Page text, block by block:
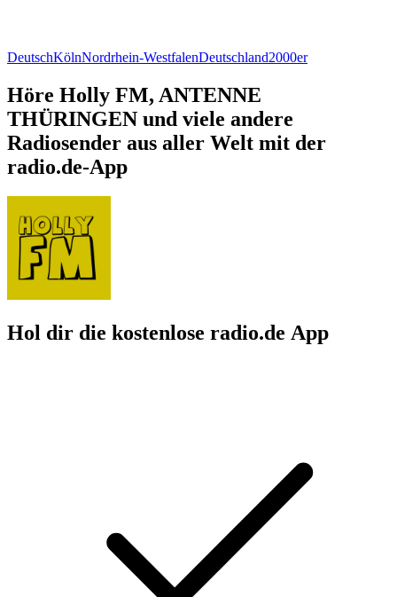
DeutschKölnNordrhein-WestfalenDeutschland2000er
Höre Holly FM, ANTENNE
THÜRINGEN und viele andere
Radiosender aus aller Welt mit der
radio.de-App
Hol dir die kostenlose radio.de App